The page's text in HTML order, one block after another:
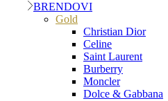
BRENDOVI
Gold
Christian Dior
Celine
Saint Laurent
Burberry
Moncler
Dolce & Gabbana